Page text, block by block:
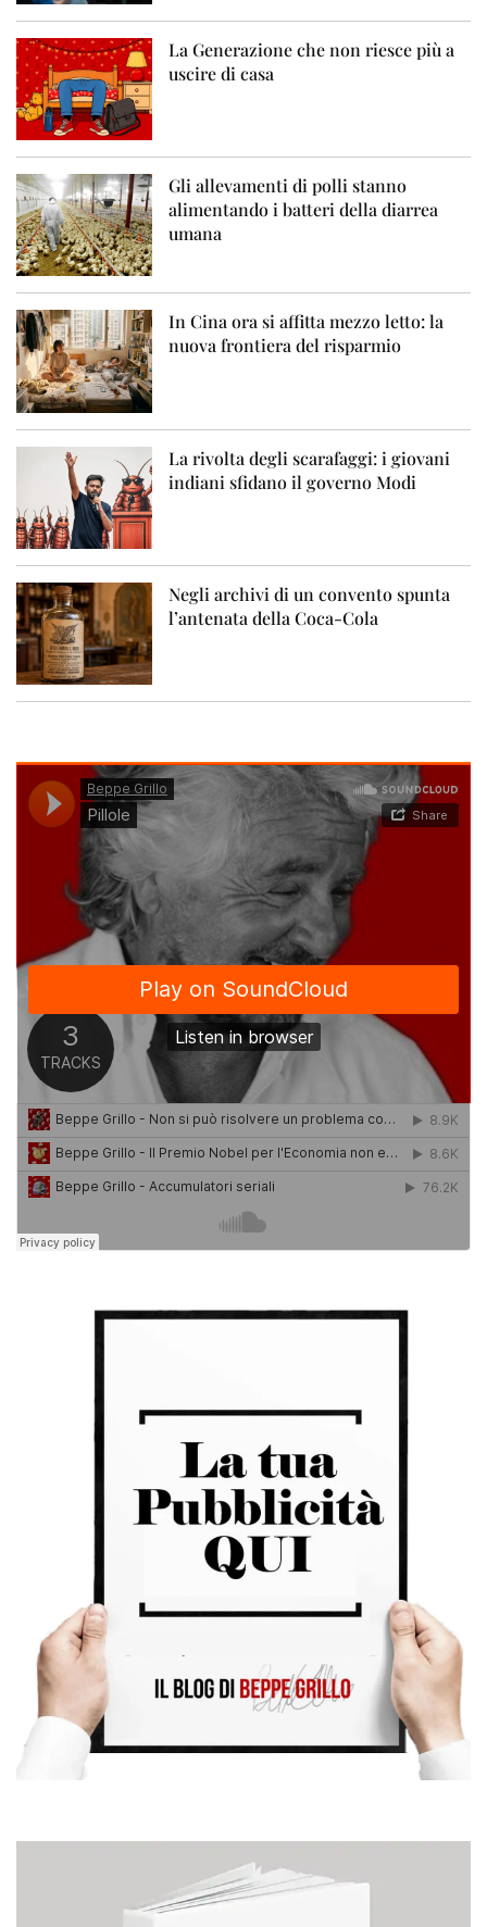
La Generazione che non riesce più a
uscire di casa
Gli allevamenti di polli stanno
alimentando i batteri della diarrea
umana
In Cina ora si affitta mezzo letto: la
nuova frontiera del risparmio
La rivolta degli scarafaggi: i giovani
indiani sfidano il governo Modi
Negli archivi di un convento spunta
l’antenata della Coca-Cola